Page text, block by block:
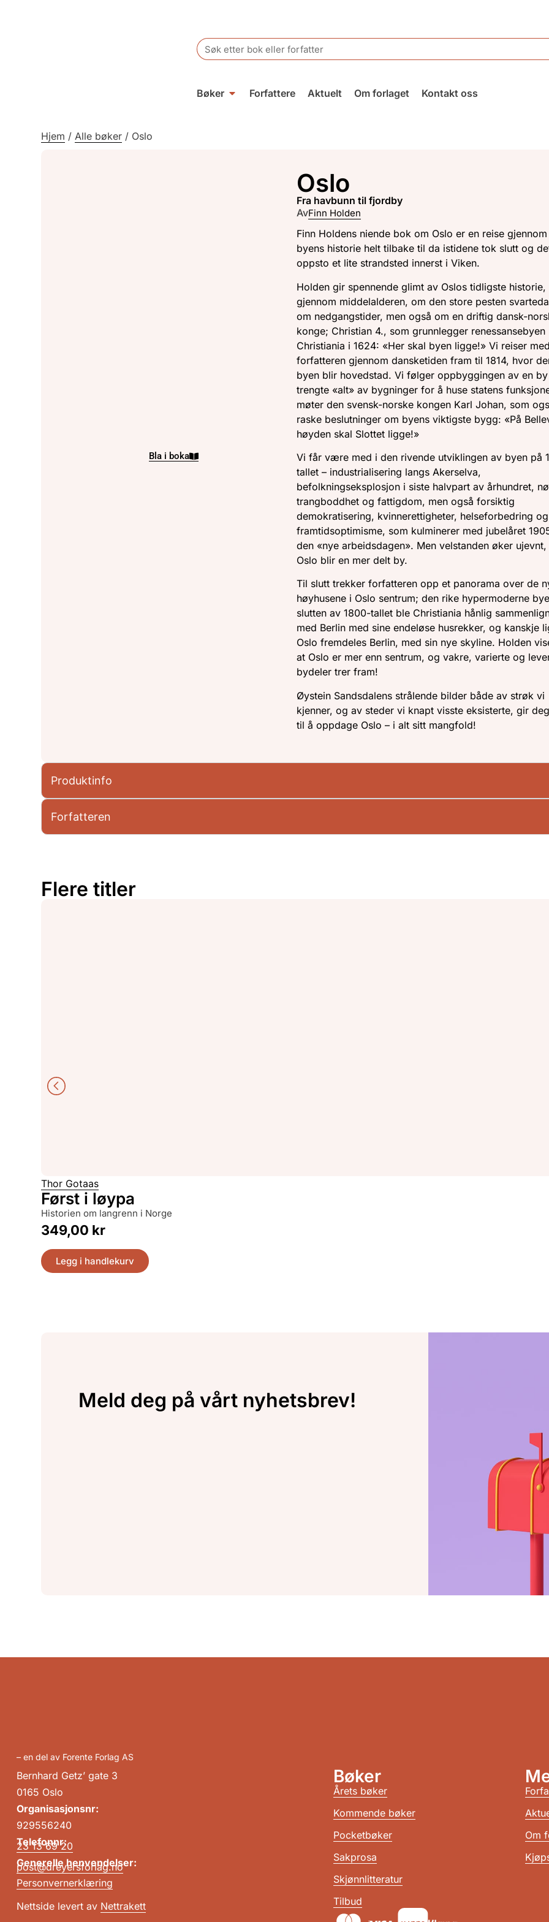
Search
for:
Bøker Forfattere Aktuelt Om forlaget Kontakt oss
Hjem /Alle bøker / Oslo
Bla i boka
Oslo
fra havbunn til fjordby
AvFinn Holden
Finn Holdens niende bok om Oslo er en reise gjennom
byens historie helt tilbake til da istidene tok slutt og
oppsto et lite strandsted innerst i Viken.
Holden gir spennende glimt av Oslos tidligste historie,
gjennom middelalderen, om den store pesten
om nedgangstider, men også om en driftig dansk-
konge; Christian 4., som grunnlegger renessansebyen
Christiania i 1624: «Her skal byen ligge!» Vi reiser med
forfatteren gjennom dansketiden fram til 1814, hvor
byen blir hovedstad. Vi følger oppbyggingen av en
trengte «alt» av bygninger for å huse statens
møter den svensk-norske kongen Karl Johan, som
raske beslutninger om byens viktigste bygg: «På
høyden skal Slottet ligge!»
Vi får være med i den rivende utviklingen av byen på
tallet – industrialisering langs Akerselva,
befolkningseksplosjon i siste halvpart av århundret,
trangboddhet og fattigdom, men også forsiktig
demokratisering, kvinnerettigheter, helseforbedring og
framtidsoptimisme, som kulminerer med jubelåret
den «nye arbeidsdagen». Men velstanden øker
Oslo blir en mer delt by.
Til slutt trekker forfatteren opp et panorama over de
høyhusene i Oslo sentrum; den rike hypermoderne
slutten av 1800-tallet ble Christiania hånlig
med Berlin med sine endeløse husrekker, og kanskje
Oslo fremdeles Berlin, med sin nye skyline. Holden
at Oslo er mer enn sentrum, og vakre, varierte og
bydeler trer fram!
Øystein Sandsdalens strålende bilder både av strøk vi
kjenner, og av steder vi knapt visste eksisterte, gir
til å oppdage Oslo – i alt sitt mangfold!
Produktinfo
Forfatteren
Flere titler
Thor Gotaas
Først i løypa
historien om langrenn i Norge
349,00 kr
Legg i handlekurv
Meld deg på vårt nyhetsbrev!
– en del av Forente Forlag AS
Bernhard Getz’ gate 3
0165 Oslo
Organisasjonsnr:
929556240
Telefonnr:
23 13 69 20
Generelle henvendelser:
post@dreyersforlag.no
Personvernerklæring
Nettside levert av Nettrakett
Bøker
Årets bøker
Kommende bøker
Pocketbøker
Sakprosa
Skjønnlitteratur
Tilbud
Om